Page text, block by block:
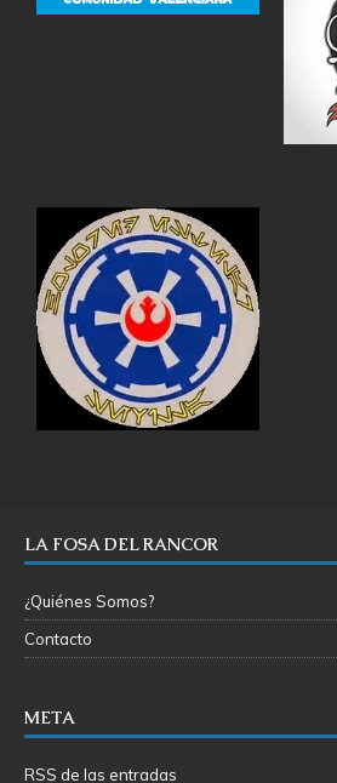
LA FOSA DEL RANCOR
¿Quiénes Somos?
Contacto
META
RSS de las entradas